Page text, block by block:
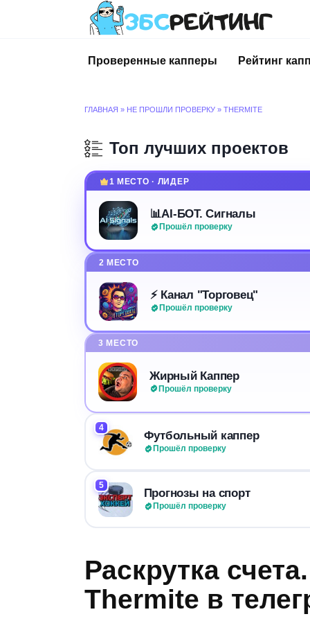
Проверенные капперы
Рейтинг
ГЛАВНАЯ » НЕ ПРОШЛИ ПРОВЕРКУ » THERMITE
Топ лучших проектов
1 МЕСТО · ЛИДЕР
📊AI-БОТ. Сигналы
Прошёл проверку
2 МЕСТО
⚡️ Канал "Торговец"
Прошёл проверку
3 МЕСТО
Жирный Каппер
Прошёл проверку
4
Футбольный каппер
Прошёл проверку
5
Прогнозы на спорт
Прошёл проверку
Раскрутка
Thermite в